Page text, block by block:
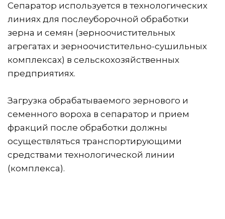
Сепаратор используется в технологических
линиях для послеуборочной обработки
зерна и семян (зерноочистительных
агрегатах и зерноочистительно-сушильных
комплексах) в сельскохозяйственных
предприятиях.
Загрузка обрабатываемого зернового и
семенного вороха в сепаратор и прием
фракций после обработки должны
осуществляться транспортирующими
средствами технологической линии
(комплекса).